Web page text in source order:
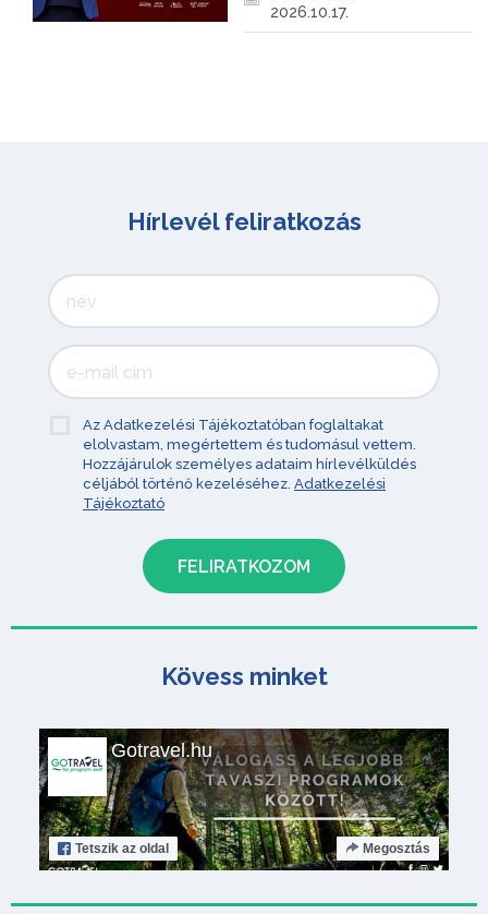
2026.10.17.
Hírlevél feliratkozás
Az Adatkezelési Tájékoztatóban foglaltakat
elolvastam, megértettem és tudomásul vettem.
Hozzájárulok személyes adataim hírlevélküldés
céljából történő kezeléséhez. Adatkezelési
Tájékoztató
Kövess minket
Gotravel.hu
Tetszik az oldal Megosztás